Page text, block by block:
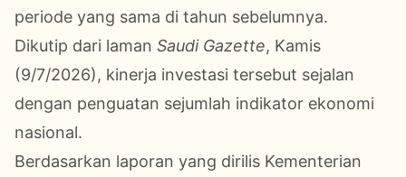
periode yang sama di tahun sebelumnya.
Dikutip dari laman Saudi Gazette, Kamis
(9/7/2026), kinerja investasi tersebut sejalan
dengan penguatan sejumlah indikator ekonomi
nasional.
Berdasarkan laporan yang dirilis Kementerian